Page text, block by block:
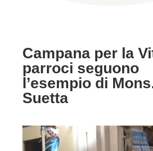
Campana per la
parroci seguono
l’esempio di
Suetta